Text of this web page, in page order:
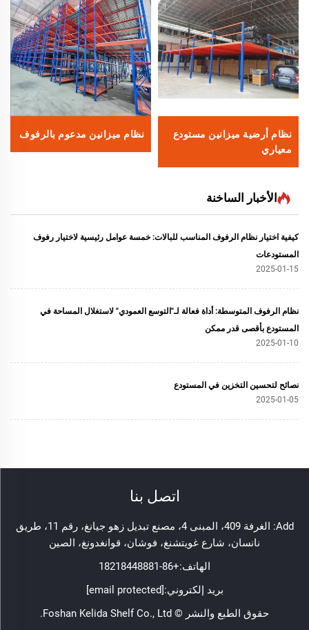
نظام أرضية ميزانين مستودع
معياري
نظام ميزانين مدعوم بالرفوف
الأخبار الساخنة
كيفية اختيار نظام الرفوف المناسب للبالات: خمسة عوامل رئيسية لاختيار رفوف
المستودعات
2025-01-15
نظام الرفوف المتوسطة: أداة فعالة لـ"التوسع العمودي" لاستغلال المساحة في
المستودع بأقصى قدر ممكن
2025-01-10
نصائح لتحسين التخزين في المستودع
2025-01-05
اتصل بنا
Add: الغرفة 409، المبنى 4، مصنع تبديل زهو جيانغ، رقم 11، طريق
نانسان، شارع غويتشنغ، فوشان، قوانغدونغ، الصين
الهاتف:+86-18218448881
بريد إلكتروني:[email protected]
حقوق الطبع والنشر © Foshan Kelida Shelf Co., Ltd.